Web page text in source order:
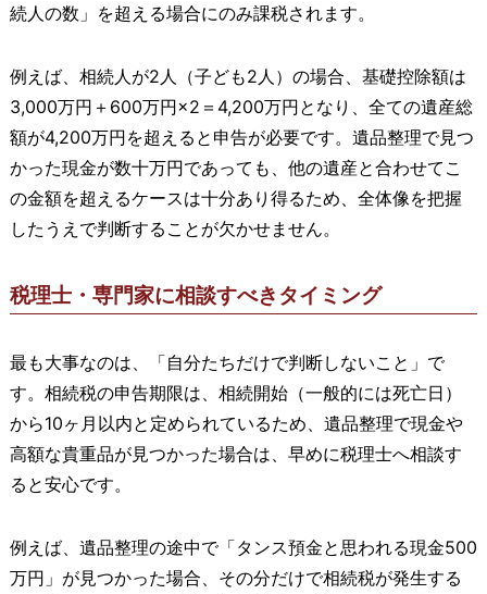
続人の数」を超える場合にのみ課税されます。
例えば、相続人が2人（子ども2人）の場合、基礎控除額は
3,000万円＋600万円×2＝4,200万円となり、全ての遺産総
額が4,200万円を超えると申告が必要です。遺品整理で見つ
かった現金が数十万円であっても、他の遺産と合わせてこ
の金額を超えるケースは十分あり得るため、全体像を把握
したうえで判断することが欠かせません。
税理士・専門家に相談すべきタイミング
最も大事なのは、「自分たちだけで判断しないこと」で
す。相続税の申告期限は、相続開始（一般的には死亡日）
から10ヶ月以内と定められているため、遺品整理で現金や
高額な貴重品が見つかった場合は、早めに税理士へ相談す
ると安心です。
例えば、遺品整理の途中で「タンス預金と思われる現金500
万円」が見つかった場合、その分だけで相続税が発生する